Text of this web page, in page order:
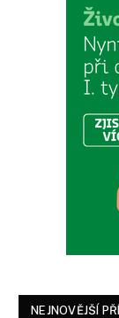
NEJNOVĚJŠÍ